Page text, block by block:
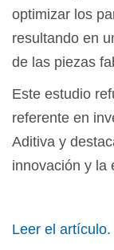
optimizar los
resultando en
de las piezas
Este estudio
referente en
Aditiva y
innovación y la
Leer el artículo.